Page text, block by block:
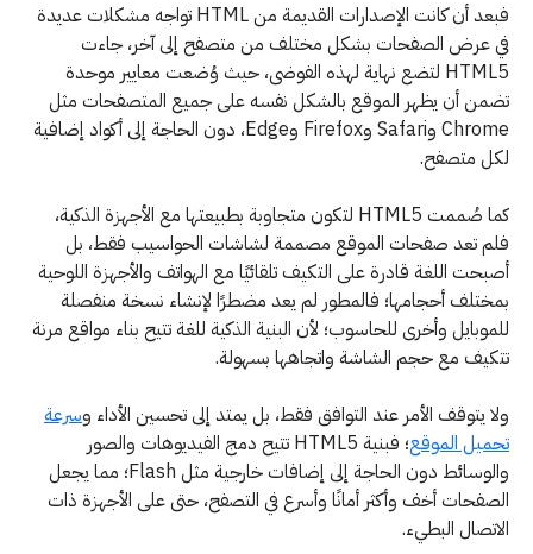
فبعد أن كانت الإصدارات القديمة من HTML تواجه مشكلات عديدة
في عرض الصفحات بشكل مختلف من متصفح إلى آخر، جاءت
HTML5 لتضع نهاية لهذه الفوضى، حيث وُضعت معايير موحدة
تضمن أن يظهر الموقع بالشكل نفسه على جميع المتصفحات مثل
Chrome وSafari وFirefox وEdge، دون الحاجة إلى أكواد إضافية
لكل متصفح.
كما صُممت HTML5 لتكون متجاوبة بطبيعتها مع الأجهزة الذكية،
فلم تعد صفحات الموقع مصممة لشاشات الحواسيب فقط، بل
أصبحت اللغة قادرة على التكيف تلقائيًا مع الهواتف والأجهزة اللوحية
بمختلف أحجامها؛ فالمطور لم يعد مضطرًا لإنشاء نسخة منفصلة
للموبايل وأخرى للحاسوب؛ لأن البنية الذكية للغة تتيح بناء مواقع مرنة
تتكيف مع حجم الشاشة واتجاهها بسهولة.
ولا يتوقف الأمر عند التوافق فقط، بل يمتد إلى تحسين الأداء وسرعة
تحميل الموقع
؛ فبنية HTML5 تتيح دمج الفيديوهات والصور
والوسائط دون الحاجة إلى إضافات خارجية مثل Flash؛ مما يجعل
الصفحات أخف وأكثر أمانًا وأسرع في التصفح، حتى على الأجهزة ذات
الاتصال البطيء.